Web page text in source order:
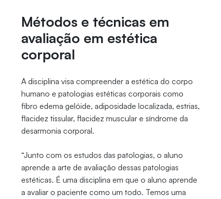
Métodos e técnicas em
avaliação em estética
corporal
A disciplina visa compreender a estética do corpo
humano e patologias estéticas corporais como
fibro edema gelóide, adiposidade localizada, estrias,
flacidez tissular, flacidez muscular e síndrome da
desarmonia corporal.
“Junto com os estudos das patologias, o aluno
aprende a arte de avaliação dessas patologias
estéticas. É uma disciplina em que o aluno aprende
a avaliar o paciente como um todo. Temos uma